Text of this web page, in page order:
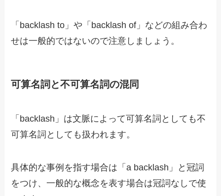
「backlash to」や「backlash of」などの組み合わ
せは一般的ではないので注意しましょう。
可算名詞と不可算名詞の混同
「backlash」は文脈によって可算名詞としても不
可算名詞としても扱われます。
具体的な事例を指す場合は「a backlash」と冠詞
をつけ、一般的な概念を表す場合は冠詞なしで使